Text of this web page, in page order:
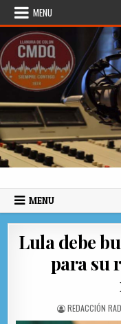
Skip to content
MENU
Radio
MENU
Lula debe
para su
AUTHOR:
REDACCIÓN